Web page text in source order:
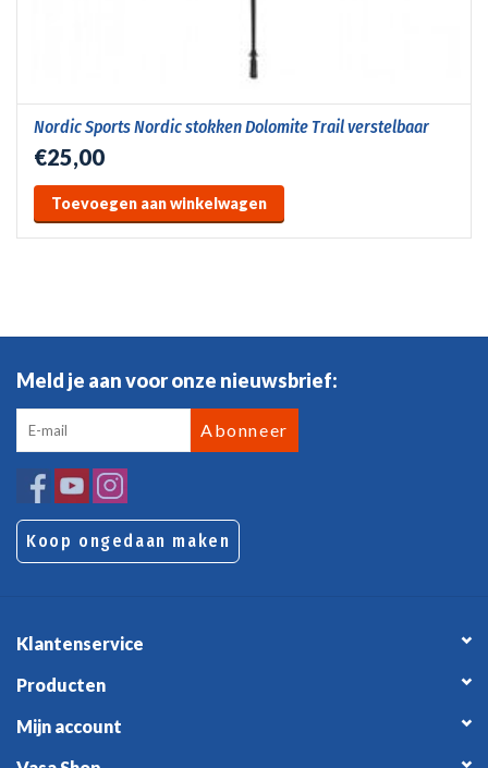
Nordic Sports Nordic stokken Dolomite Trail verstelbaar
€25,00
Toevoegen aan winkelwagen
Meld je aan voor onze nieuwsbrief:
Abonneer
Koop ongedaan maken
Klantenservice
Producten
Mijn account